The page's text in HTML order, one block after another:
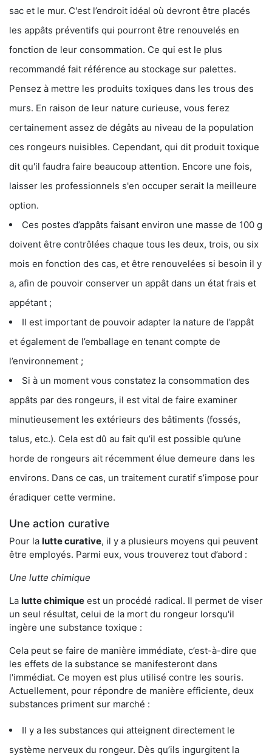
sac et le mur. C'est l’endroit idéal où devront être placés
les appâts préventifs qui pourront être renouvelés en
fonction de leur consommation. Ce qui est le plus
recommandé fait référence au stockage sur palettes.
Pensez à mettre les produits toxiques dans les trous des
murs. En raison de leur nature curieuse, vous ferez
certainement assez de dégâts au niveau de la population
ces rongeurs nuisibles. Cependant, qui dit produit toxique
dit qu'il faudra faire beaucoup attention. Encore une fois,
laisser les professionnels s'en occuper serait la meilleure
option.
Ces postes d’appâts faisant environ une masse de 100 g
doivent être contrôlées chaque tous les deux, trois, ou six
mois en fonction des cas, et être renouvelées si besoin il y
a, afin de pouvoir conserver un appât dans un état frais et
appétant ;
Il est important de pouvoir adapter la nature de l’appât
et également de l’emballage en tenant compte de
l’environnement ;
Si à un moment vous constatez la consommation des
appâts par des rongeurs, il est vital de faire examiner
minutieusement les extérieurs des bâtiments (fossés,
talus, etc.). Cela est dû au fait qu’il est possible qu’une
horde de rongeurs ait récemment élue demeure dans les
environs. Dans ce cas, un traitement curatif s’impose pour
éradiquer cette vermine.
Une action curative
Pour la lutte curative, il y a plusieurs moyens qui peuvent
être employés. Parmi eux, vous trouverez tout d’abord :
Une lutte chimique
La lutte chimique est un procédé radical. Il permet de viser
un seul résultat, celui de la mort du rongeur lorsqu'il
ingère une substance toxique :
Cela peut se faire de manière immédiate, c’est-à-dire que
les effets de la substance se manifesteront dans
l'immédiat. Ce moyen est plus utilisé contre les souris.
Actuellement, pour répondre de manière efficiente, deux
substances priment sur marché :
Il y a les substances qui atteignent directement le
système nerveux du rongeur. Dès qu’ils ingurgitent la